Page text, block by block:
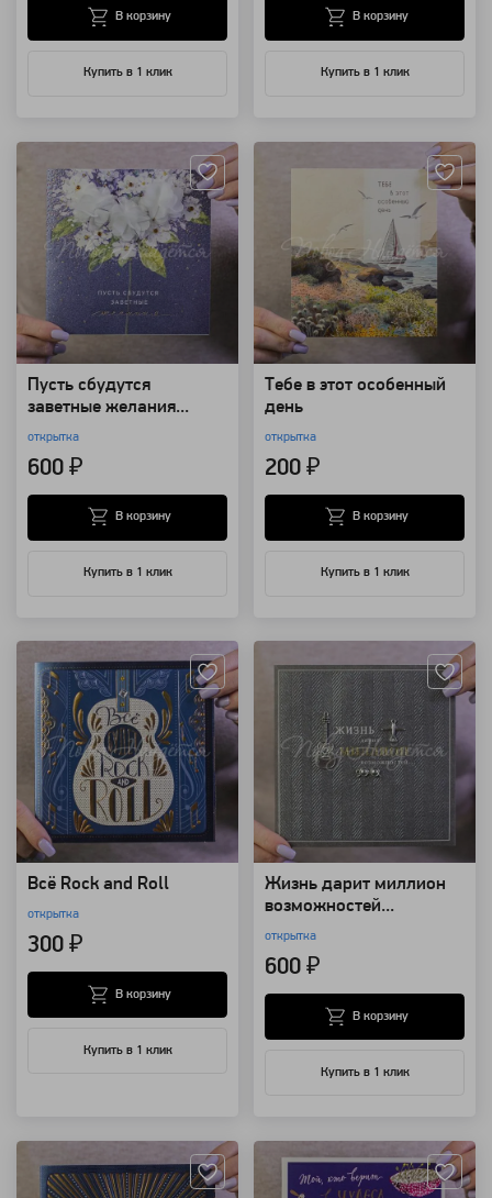
Купить в 1 клик
В корзину
Купить в 1 клик
В корзину
Пусть сбудутся
заветные желания...
открытка
600 ₽
Купить в 1 клик
В корзину
Тебе в этот особенный
день
открытка
200 ₽
Купить в 1 клик
В корзину
Всё Rock and Roll
открытка
300 ₽
Купить в 1 клик
В корзину
Жизнь дарит миллион
возможностей...
открытка
600 ₽
Купить в 1 клик
В корзину